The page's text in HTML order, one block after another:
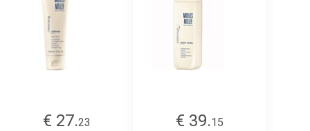
€ 27.23
€ 39.15